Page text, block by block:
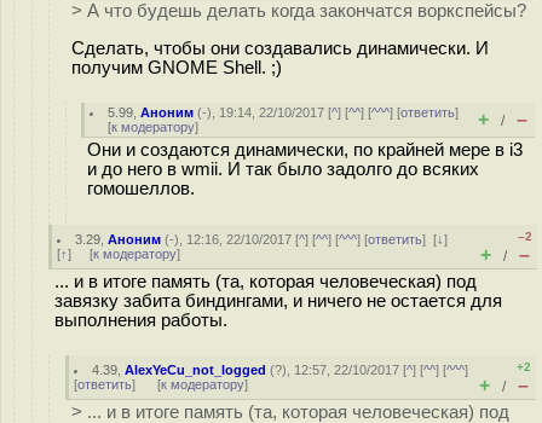
> А что будешь делать когда закончатся воркспейсы?
Сделать, чтобы они создавались динамически. И
получим GNOME Shell. ;)
5.99 ,Аноним (-), 19:14, 22/10/2017 [^] [^^] [^^^] [ответить]
[к модератору] + / –
Они и создаются динамически, по крайней мере в i3
и до него в wmii. И так было задолго до всяких
гомошеллов.
3.29 ,Аноним (-), 12:16, 22/10/2017 [^] [^^] [^^^] [ответить][↓]
[↑] [к модератору]
–2
+ / –
... и в итоге память (та, которая человеческая) под
завязку забита биндингами, и ничего не остается для
выполнения работы.
4.39 ,AlexYeCu_not_logged (?), 12:57, 22/10/2017 [^] [^^] [^^^]
[ответить] [к модератору]
+2
+ / –
> ... и в итоге память (та, которая человеческая) под